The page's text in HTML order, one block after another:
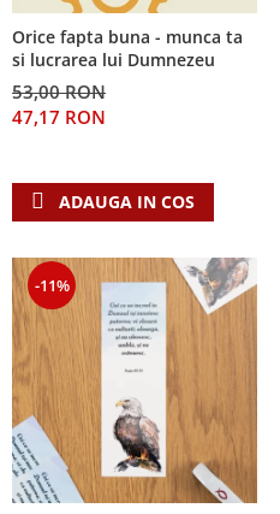
Orice fapta buna - munca ta
si lucrarea lui Dumnezeu
53,00 RON
47,17 RON
ADAUGA IN COS
-11%